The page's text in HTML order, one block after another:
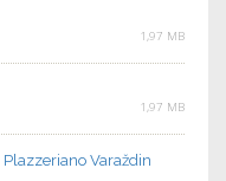
1,97 MB
1,97 MB
Varaždin